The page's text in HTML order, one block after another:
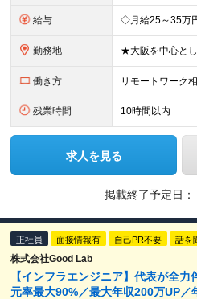
給与
勤務地
働き方 リモートワーク
残業時間 10時間以内
求人を見る
掲載終了予定日：
正社員 面接情報有 自己PR不要 話を
株式会社Good Lab
【インフラエンジニア】代表が全
元率最大90%／最大年収200万UP／